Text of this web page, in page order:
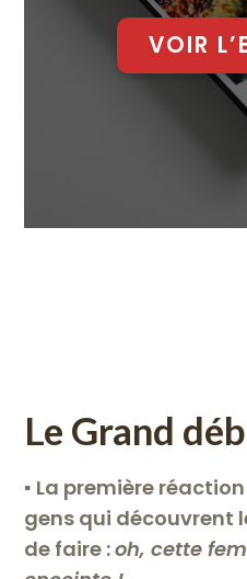
VOIR
Le Grand
▪︎ La première
gens qui découvrent
de faire :oh, cette